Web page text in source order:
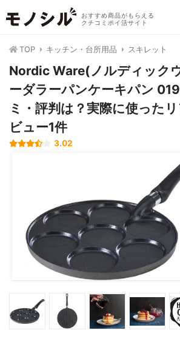
おすすめ商品がもらえる
クチコミポイ活サイト
TOP キッチン・台所用品 スキレット
Nordic Ware(ノルディック
ーダラーパンケーキパン
ミ・評判は？実際に使った
ビュー1件
3.02